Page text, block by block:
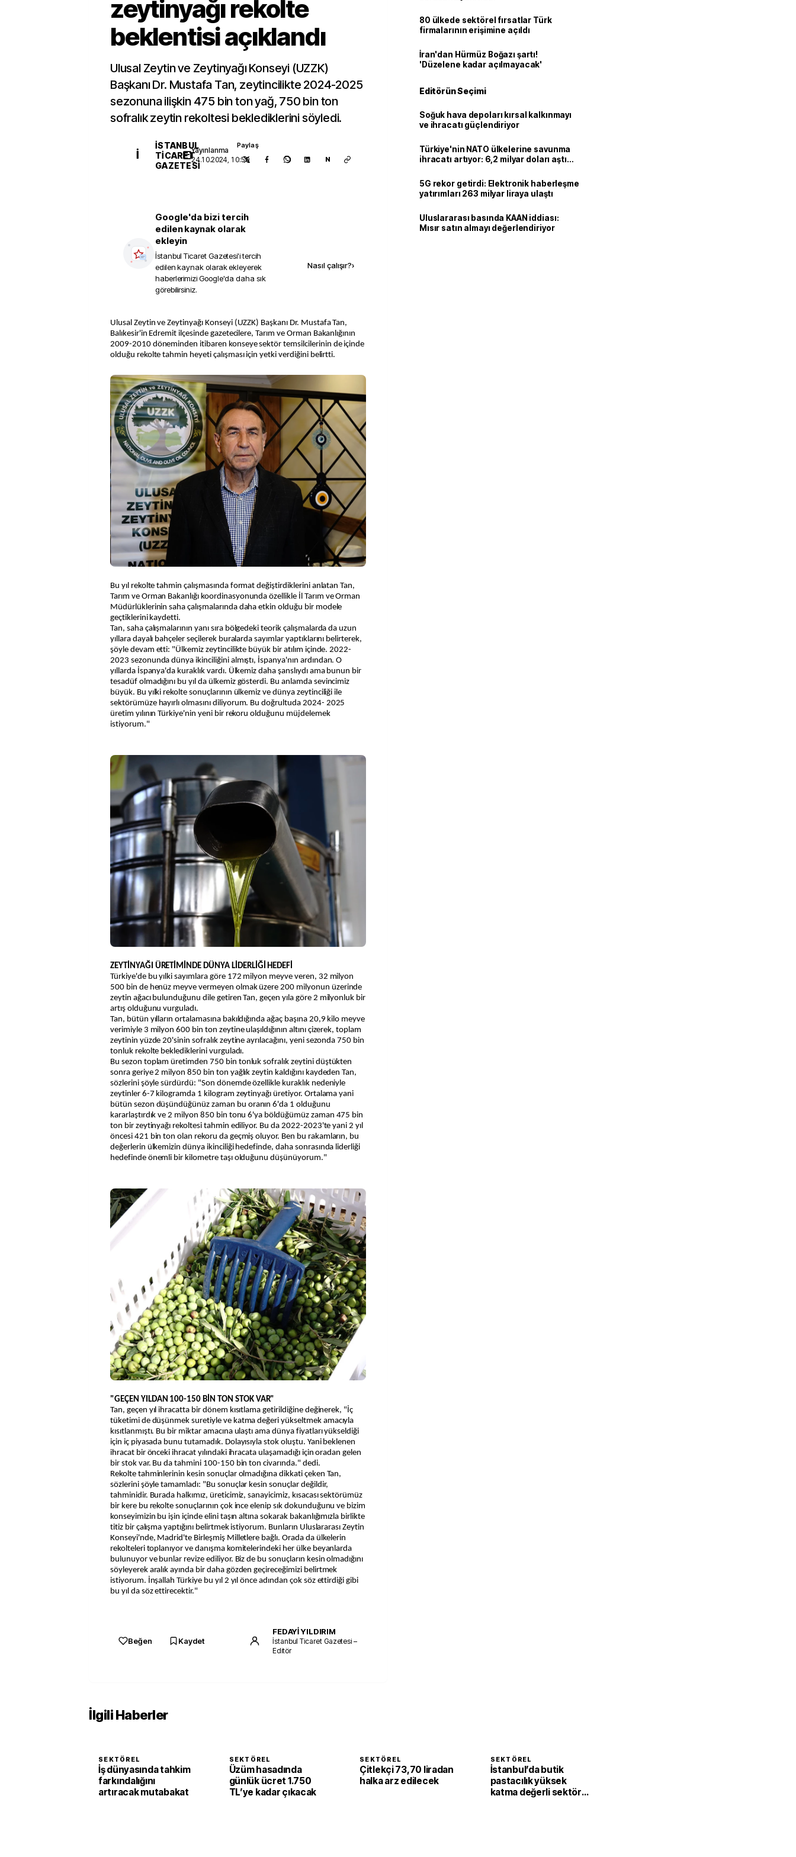
zeytinyağı rekolte
beklentisi açıklandı
Ulusal Zeytin ve Zeytinyağı Konseyi (UZZK)
Başkanı Dr. Mustafa Tan, zeytincilikte 2024-2025
sezonuna ilişkin 475 bin ton yağ, 750 bin ton
sofralık zeytin rekoltesi beklediklerini söyledi.
İ
İSTANBUL
TICARET
GAZETESI
Yayınlanma
24.10.2024, 10:59
Paylaş
N
Google'da bizi tercih
edilen kaynak olarak
ekleyin
İstanbul Ticaret Gazetesi'i tercih
edilen kaynak olarak ekleyerek
haberlerimizi Google'da daha sık
görebilirsiniz.
Nasıl çalışır?›
Ulusal Zeytin ve Zeytinyağı Konseyi (UZZK) Başkanı Dr. Mustafa Tan,
Balıkesir'in Edremit ilçesinde gazetecilere, Tarım ve Orman Bakanlığının
2009-2010 döneminden itibaren konseye sektör temsilcilerinin de içinde
olduğu rekolte tahmin heyeti çalışması için yetki verdiğini belirtti.
Bu yıl rekolte tahmin çalışmasında format değiştirdiklerini anlatan Tan,
Tarım ve Orman Bakanlığı koordinasyonunda özellikle İl Tarım ve Orman
Müdürlüklerinin saha çalışmalarında daha etkin olduğu bir modele
geçtiklerini kaydetti.
Tan, saha çalışmalarının yanı sıra bölgedeki teorik çalışmalarda da uzun
yıllara dayalı bahçeler seçilerek buralarda sayımlar yaptıklarını belirterek,
şöyle devam etti: "Ülkemiz zeytincilikte büyük bir atılım içinde. 2022-
2023 sezonunda dünya ikinciliğini almıştı, İspanya'nın ardından. O
yıllarda İspanya'da kuraklık vardı. Ülkemiz daha şanslıydı ama bunun bir
tesadüf olmadığını bu yıl da ülkemiz gösterdi. Bu anlamda sevincimiz
büyük. Bu yılki rekolte sonuçlarının ülkemiz ve dünya zeytinciliği ile
sektörümüze hayırlı olmasını diliyorum. Bu doğrultuda 2024- 2025
üretim yılının Türkiye'nin yeni bir rekoru olduğunu müjdelemek
istiyorum."
ZEYTİNYAĞI ÜRETİMİNDE DÜNYA LİDERLİĞİ HEDEFİ
Türkiye'de bu yılki sayımlara göre 172 milyon meyve veren, 32 milyon
500 bin de henüz meyve vermeyen olmak üzere 200 milyonun üzerinde
zeytin ağacı bulunduğunu dile getiren Tan, geçen yıla göre 2 milyonluk bir
artış olduğunu vurguladı.
Tan, bütün yılların ortalamasına bakıldığında ağaç başına 20,9 kilo meyve
verimiyle 3 milyon 600 bin ton zeytine ulaşıldığının altını çizerek, toplam
zeytinin yüzde 20'sinin sofralık zeytine ayrılacağını, yeni sezonda 750 bin
tonluk rekolte beklediklerini vurguladı.
Bu sezon toplam üretimden 750 bin tonluk sofralık zeytini düştükten
sonra geriye 2 milyon 850 bin ton yağlık zeytin kaldığını kaydeden Tan,
sözlerini şöyle sürdürdü: "Son dönemde özellikle kuraklık nedeniyle
zeytinler 6-7 kilogramda 1 kilogram zeytinyağı üretiyor. Ortalama yani
bütün sezon düşündüğünüz zaman bu oranın 6'da 1 olduğunu
kararlaştırdık ve 2 milyon 850 bin tonu 6'ya böldüğümüz zaman 475 bin
ton bir zeytinyağı rekoltesi tahmin ediliyor. Bu da 2022-2023'te yani 2 yıl
öncesi 421 bin ton olan rekoru da geçmiş oluyor. Ben bu rakamların, bu
değerlerin ülkemizin dünya ikinciliği hedefinde, daha sonrasında liderliği
hedefinde önemli bir kilometre taşı olduğunu düşünüyorum."
"GEÇEN YILDAN 100-150 BİN TON STOK VAR"
Tan, geçen yıl ihracatta bir dönem kısıtlama getirildiğine değinerek, "İç
tüketimi de düşünmek suretiyle ve katma değeri yükseltmek amacıyla
kısıtlanmıştı. Bu bir miktar amacına ulaştı ama dünya fiyatları yükseldiği
için iç piyasada bunu tutamadık. Dolayısıyla stok oluştu. Yani beklenen
ihracat bir önceki ihracat yılındaki ihracata ulaşamadığı için oradan gelen
bir stok var. Bu da tahmini 100-150 bin ton civarında." dedi.
Rekolte tahminlerinin kesin sonuçlar olmadığına dikkati çeken Tan,
sözlerini şöyle tamamladı: "Bu sonuçlar kesin sonuçlar değildir,
tahminidir. Burada halkımız, üreticimiz, sanayicimiz, kısacası sektörümüz
bir kere bu rekolte sonuçlarının çok ince elenip sık dokunduğunu ve bizim
konseyimizin bu işin içinde elini taşın altına sokarak bakanlığımızla birlikte
titiz bir çalışma yaptığını belirtmek istiyorum. Bunların Uluslararası Zeytin
Konseyi'nde, Madrid'te Birleşmiş Milletlere bağlı. Orada da ülkelerin
rekolteleri toplanıyor ve danışma komitelerindeki her ülke beyanlarda
bulunuyor ve bunlar revize ediliyor. Biz de bu sonuçların kesin olmadığını
söyleyerek aralık ayında bir daha gözden geçireceğimizi belirtmek
istiyorum. İnşallah Türkiye bu yıl 2 yıl önce adından çok söz ettirdiği gibi
bu yıl da söz ettirecektir."
Beğen Kaydet
FEDAYİ YILDIRIM
İstanbul Ticaret Gazetesi –
Editör
80 ülkede sektörel fırsatlar Türk
firmalarının erişimine açıldı
İran'dan Hürmüz Boğazı şartı!
'Düzelene kadar açılmayacak'
Editörün Seçimi
Soğuk hava depoları kırsal kalkınmayı
ve ihracatı güçlendiriyor
Türkiye'nin NATO ülkelerine savunma
ihracatı artıyor: 6,2 milyar doları aştı
5G rekor getirdi: Elektronik haberleşme
yatırımları 263 milyar liraya ulaştı
Uluslararası basında KAAN iddiası:
Mısır satın almayı değerlendiriyor
İlgili Haberler
SEKTÖREL
İş dünyasında tahkim
farkındalığını
artıracak mutabakat
SEKTÖREL
Üzüm hasadında
günlük ücret 1.750
TL’ye kadar çıkacak
SEKTÖREL
Çitlekçi 73,70 liradan
halka arz edilecek
SEKTÖREL
İstanbul’da butik
pastacılık yüksek
katma değerli sektöre